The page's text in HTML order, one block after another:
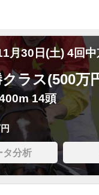
月30日(土) 4回
ラス(500万
14頭
タ分析